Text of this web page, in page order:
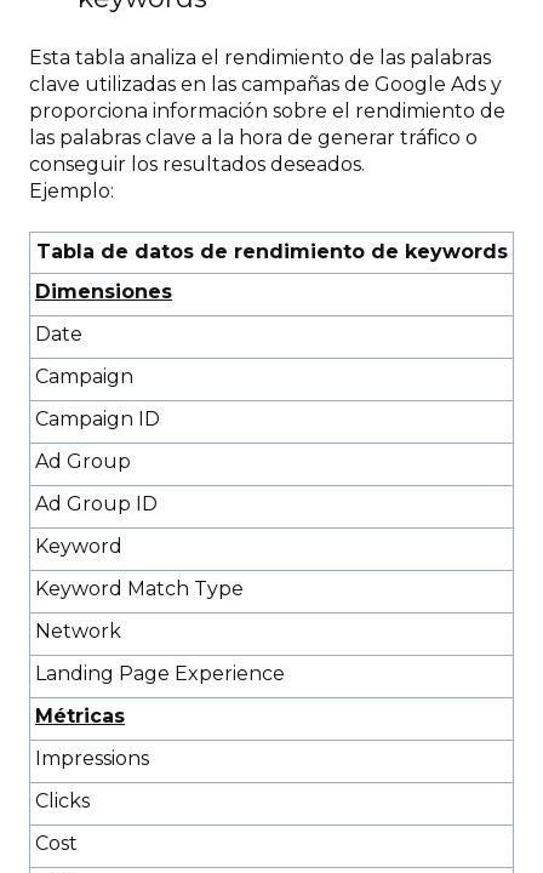
Esta tabla analiza el rendimiento de las palabras
clave utilizadas en las campañas de Google Ads y
proporciona información sobre el rendimiento de
las palabras clave a la hora de generar tráfico o
conseguir los resultados deseados.
Ejemplo:
Tabla de datos de rendimiento de keywords
Dimensiones
Date
Campaign
Campaign ID
Ad Group
Ad Group ID
Keyword
Keyword Match Type
Network
Landing Page Experience
Métricas
Impressions
Clicks
Cost